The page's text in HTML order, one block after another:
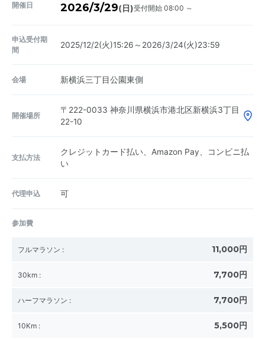
開催日 2026/3/29(日)受付開始 08:00 ～
申込受付期
間
2025/12/2(火)15:26～2026/3/24(火)23:59
会場 新横浜三丁目公園東側
開催場所
〒222-0033 神奈川県横浜市港北区新横浜3丁目
22-10
支払方法
クレジットカード払い、Amazon Pay、コンビニ払
い
代理申込 可
参加費
フルマラソン : 11,000円
30km : 7,700円
ハーフマラソン : 7,700円
10Km : 5,500円